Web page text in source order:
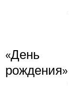
«День
рождения»